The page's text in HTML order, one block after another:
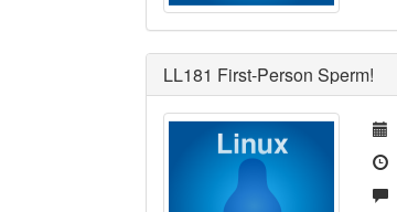
LL181 First-Person Sperm!